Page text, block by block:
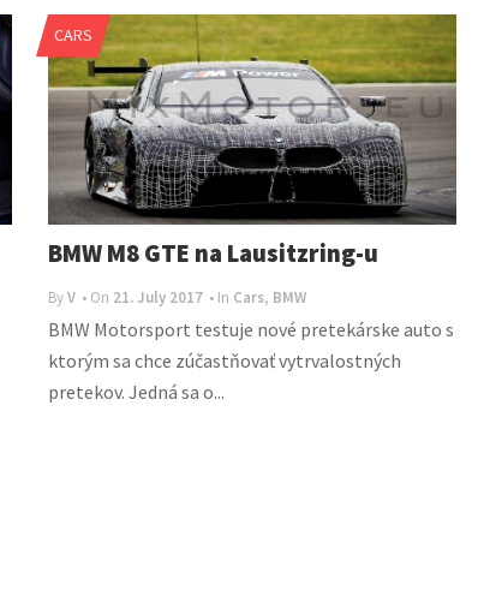
CARS
BMW M8 GTE na Lausitzring-u
ByV • On 21. July 2017 • In Cars, BMW
BMW Motorsport testuje nové pretekárske auto s
ktorým sa chce zúčastňovať vytrvalostných
pretekov. Jedná sa o...